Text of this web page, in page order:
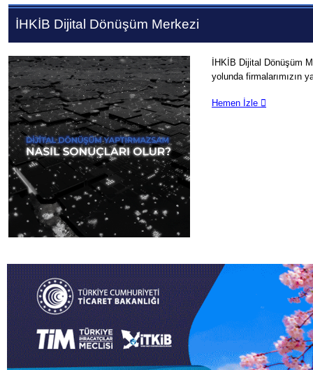
İHKİB Dijital Dönüşüm Merkezi
İHKİB Dijital Dönüşüm
yolunda firmalarımızın
Hemen İzle 